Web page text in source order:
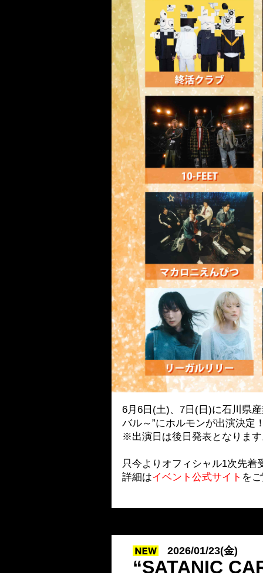
6月6日(土)、7日(日)に石川県
バル～”にホルモンが出演決定
※出演日は後日発表となりま
只今よりオフィシャル1次先着
詳細はイベント公式サイト を
2026/01/23(金)
“SATANIC